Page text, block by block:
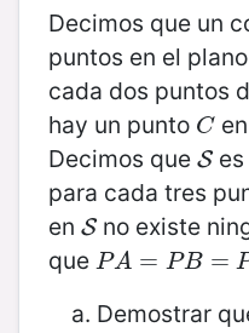
Decimos que un
puntos en el
cada dos puntos
hay un punto C
Cen
Decimos que S
S
para cada tres
en S
S no existe
que PA = PB =
PA= PB=PC
Demostrar